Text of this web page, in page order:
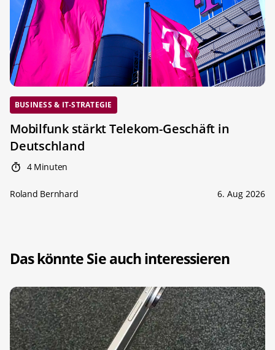
BUSINESS & IT-STRATEGIE
Mobilfunk stärkt Telekom-Geschäft in
Deutschland
4 Minuten
Roland Bernhard 6. Aug 2026
Das könnte Sie auch interessieren